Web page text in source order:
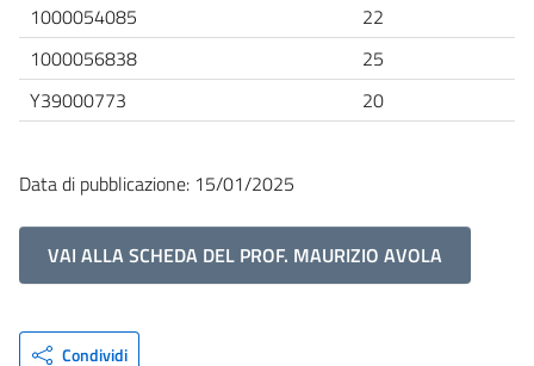
1000054085
22
1000056838
25
Y39000773
20
Data di pubblicazione: 15/01/2025
VAI ALLA SCHEDA DEL PROF. MAURIZIO AVOLA
Condividi